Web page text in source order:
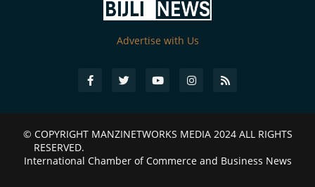
Advertise with Us
© COPYRIGHT MANZINETWORKS MEDIA 2024ALL RIGHTS
RESERVED.
International Chamber of Commerce and Business News